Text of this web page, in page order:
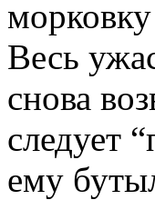
Весь
снова
следует
ему